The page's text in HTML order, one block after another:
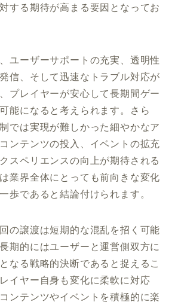
する期待が高まる要因となってお
ユーザーサポートの充実、透明性
信、そして迅速なトラブル対応が
プレイヤーが安心して長期間ゲー
能になると考えられます。さら
では実現が難しかった細やかなア
ンテンツの投入、イベントの拡充
スペリエンスの向上が期待される
業界全体にとっても前向きな変化
歩であると結論付けられます。
の譲渡は短期的な混乱を招く可能
期的にはユーザーと運営側双方に
なる戦略的決断であると捉えるこ
イヤー自身も変化に柔軟に対応
ンテンツやイベントを積極的に楽